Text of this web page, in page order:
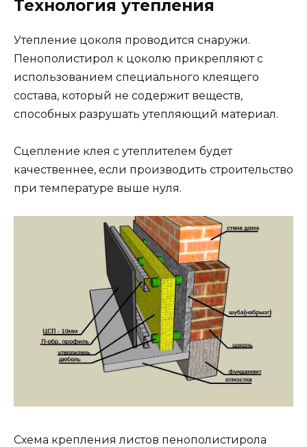
Технология утепления
Утепление цоколя проводится снаружи.
Пенополистирол к цоколю прикрепляют с
использованием специального клеящего
состава, который не содержит веществ,
способных разрушать утепляющий материал.
Сцепление клея с утеплителем будет
качественнее, если производить строительство
при температуре выше нуля.
Схема крепления листов пенополистирола